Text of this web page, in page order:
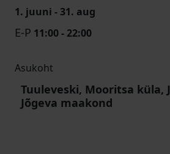
1. juuni - 31. aug
E-P 11:00 - 22:00
Asukoht
Tuuleveski, Mooritsa küla,
Jõgeva maakond